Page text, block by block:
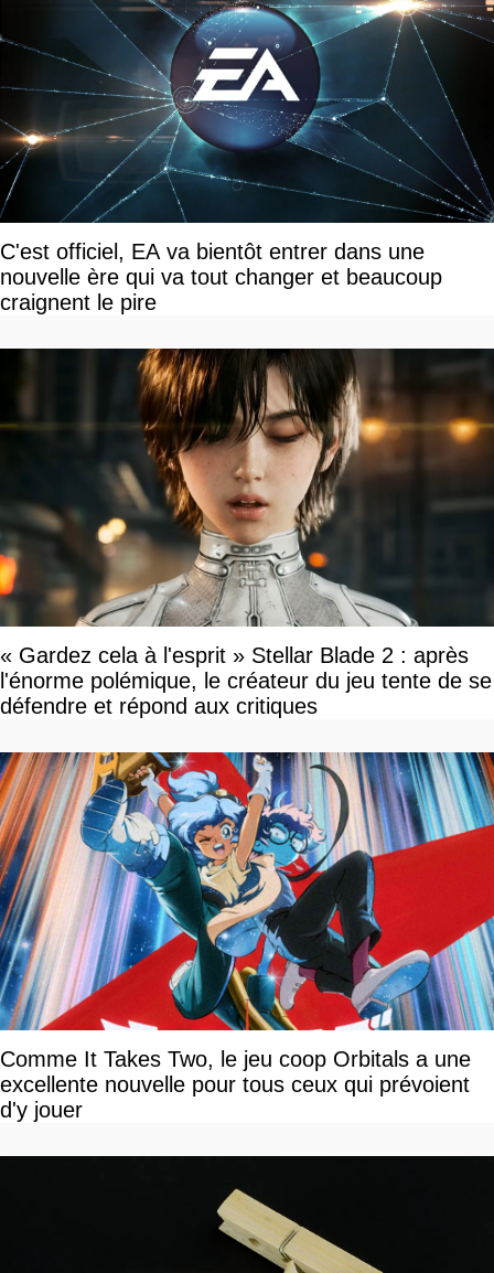
C'est officiel, EA va bientôt entrer dans une
nouvelle ère qui va tout changer et beaucoup
craignent le pire
« Gardez cela à l'esprit » Stellar Blade 2 : après
l'énorme polémique, le créateur du jeu tente de se
défendre et répond aux critiques
Comme It Takes Two, le jeu coop Orbitals a une
excellente nouvelle pour tous ceux qui prévoient
d'y jouer